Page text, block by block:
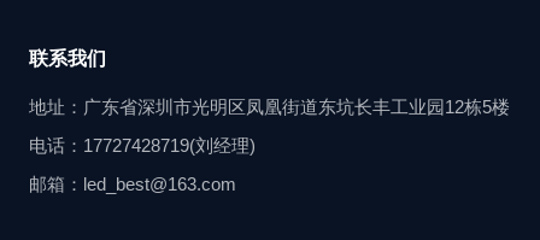
联系我们
地址：广东省深圳市光明区凤凰街道东坑长丰工业园12栋5楼
电话：17727428719(刘经理)
邮箱：led_best@163.com